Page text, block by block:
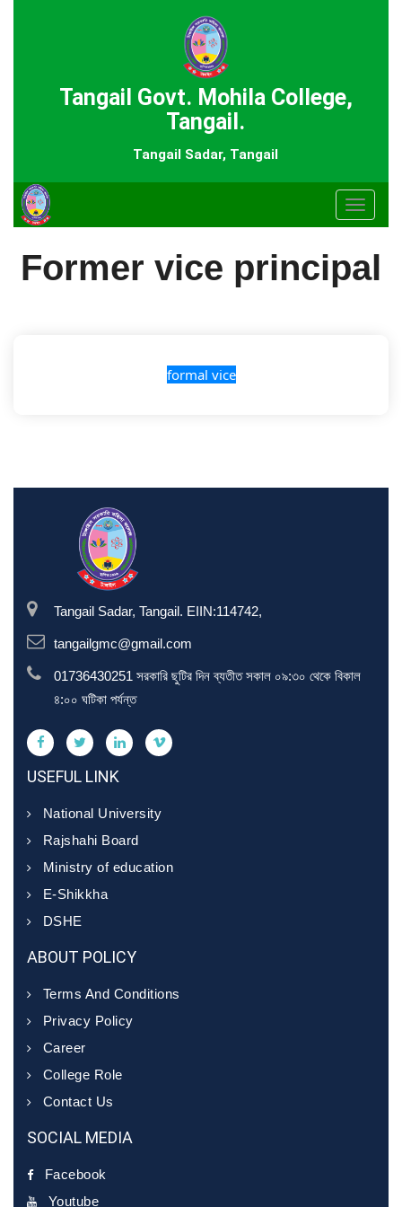
Tangail Govt. Mohila College,
Tangail.
Tangail Sadar, Tangail
Toggle
Former vice principal
formal vice
Tangail Sadar, Tangail. EIIN:114742,
tangailgmc@gmail.com
01736430251 সরকারি ছুটির দিন ব্যতীত সকাল ০৯:৩০ থেকে বিকাল
৪:০০ ঘটিকা পর্যন্ত
USEFUL LINK
National University
Rajshahi Board
Ministry of education
E-Shikkha
DSHE
ABOUT POLICY
Terms And Conditions
Privacy Policy
Career
College Role
Contact Us
SOCIAL MEDIA
Facebook
Youtube